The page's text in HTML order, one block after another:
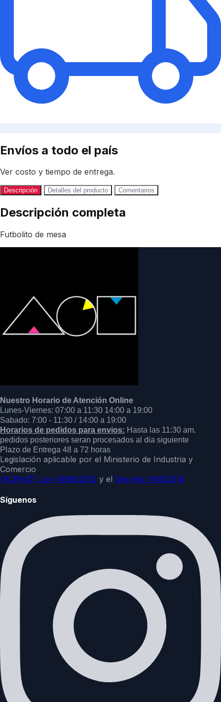
Envíos a todo el país
Ver costo y tiempo de entrega.
Descripción Detalles del producto Comentarios
Descripción completa
Futbolito de mesa
Nuestro Horario de Atención Online
Lunes-Viernes: 07:00 a 11:30 14:00 a 19:00
Sabado: 7:00 - 11:30 / 14:00 a 19:00
Horarios de pedidos para envios: Hasta las 11:30 am.
pedidos posteriores seran procesados al dia siguiente
Plazo de Entrega 48 a 72 horas
Legislación aplicable por el Ministerio de Industria y
Comercio
(ACRAIZ), Ley 4868/2013 y el Decreto 1165/2014
Síguenos